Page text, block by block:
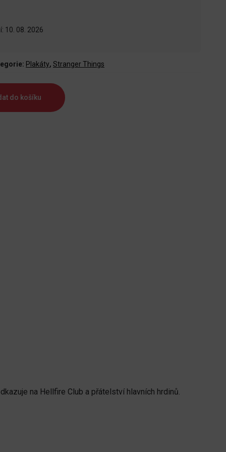
10. 08. 2026
Plakáty, Stranger Things
do košíku
na Hellfire Club a přátelství hlavních hrdinů.